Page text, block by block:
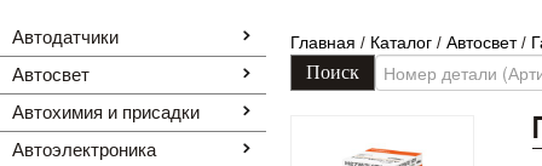
Автодатчики
Автосвет
Автохимия и присадки
Автоэлектроника
Главная / Каталог / Автосвет/